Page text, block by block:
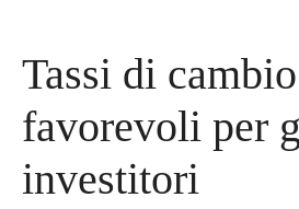
Tassi di
favorevoli per
investitori